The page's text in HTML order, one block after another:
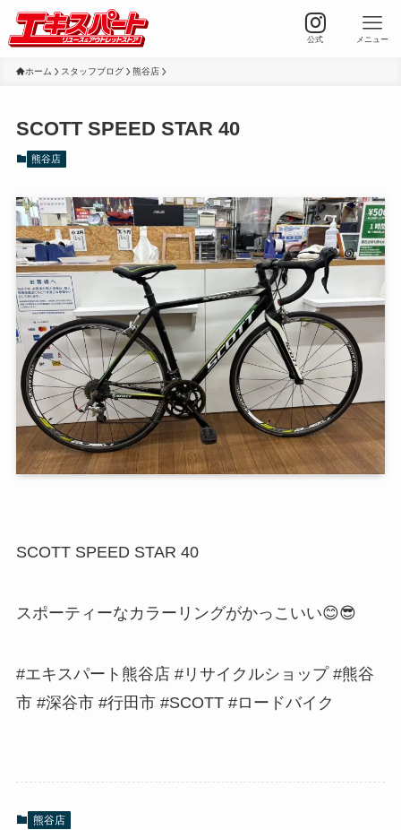
公式 メニュー
ホーム スタッフブログ 熊谷店
SCOTT SPEED STAR 40
熊谷店
SCOTT SPEED STAR 40
スポーティーなカラーリングがかっこいい😊😎
#エキスパート熊谷店 #リサイクルショップ #熊谷
市 #深谷市 #行田市 #SCOTT #ロードバイク
熊谷店